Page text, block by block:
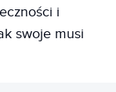
i
swoje musi